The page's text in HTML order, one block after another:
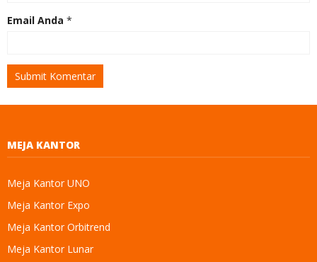
Email Anda *
MEJA KANTOR
Meja Kantor UNO
Meja Kantor Expo
Meja Kantor Orbitrend
Meja Kantor Lunar